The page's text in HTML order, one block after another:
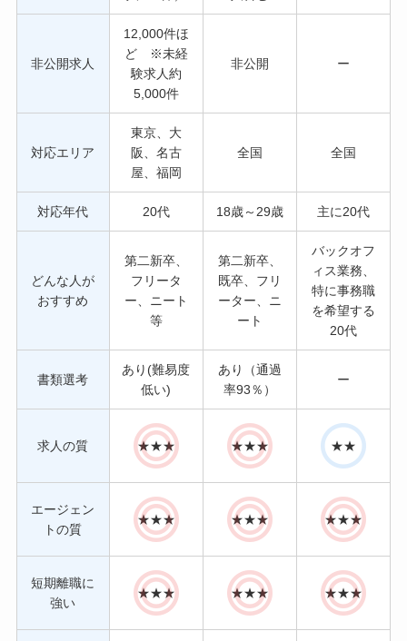
非公開求人
12,000件ほ
ど ※未経
験求人約
5,000件
非公開 ー
対応エリア
東京、大
阪、名古
屋、福岡
全国 全国
対応年代 20代 18歳～29歳 主に20代
どんな人が
おすすめ
第二新卒、
フリータ
ー、ニート
等
第二新卒、
既卒、フリ
ーター、ニ
ート
バックオフ
ィス業務、
特に事務職
を希望する
20代
書類選考
あり(難易度
低い)
あり（通過
率93％）
ー
求人の質 ★★★ ★★★ ★★
エージェン
トの質
★★★ ★★★ ★★★
短期離職に
強い
★★★ ★★★ ★★★